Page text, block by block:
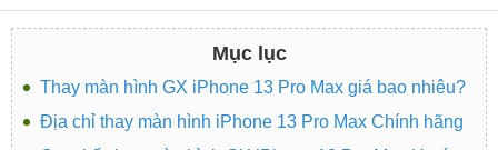
Mục lục
Thay màn hình GX iPhone 13 Pro Max giá bao nhiêu?
Địa chỉ thay màn hình iPhone 13 Pro Max Chính hãng